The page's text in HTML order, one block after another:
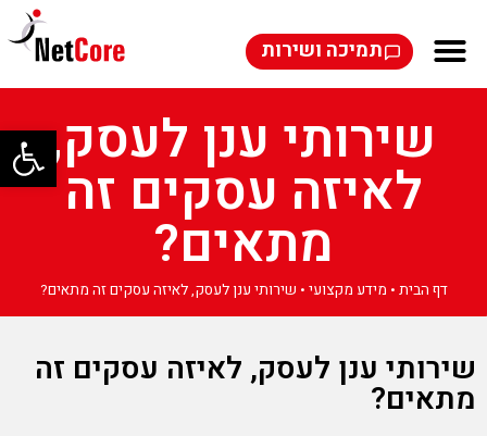
פתח
תמיכה ושירות
שירותי ענן לעסק,
לאיזה עסקים זה
מתאים?
דף הבית • מידע מקצועי • שירותי ענן לעסק, לאיזה עסקים זה מתאים?
שירותי ענן לעסק, לאיזה עסקים זה
מתאים?